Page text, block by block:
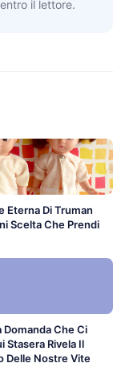
il lettore.
Eterna Di Truman
Scelta Che Prendi
Domanda Che Ci
Stasera Rivela Il
Delle Nostre Vite